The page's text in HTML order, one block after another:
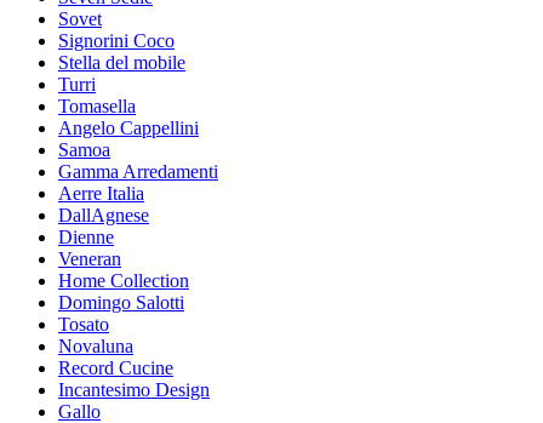
Sovet
Signorini Coco
Stella del mobile
Turri
Tomasella
Angelo Cappellini
Samoa
Gamma Arredamenti
Aerre Italia
DallAgnese
Dienne
Veneran
Home Collection
Domingo Salotti
Tosato
Novaluna
Record Cucine
Incantesimo Design
Gallo